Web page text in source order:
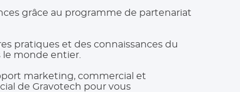
grâce au programme de partenariat
pratiques et des connaissances du
le monde entier.
marketing, commercial et
de Gravotech pour vous